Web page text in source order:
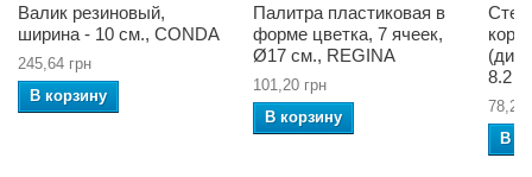
Валик резиновый,
ширина - 10 см., CONDA
245,64 грн
В корзину
Палитра пластиковая в
форме цветка, 7 ячеек,
Ø17 см., REGINA
101,20 грн
В корзину
8.2
78,20
В